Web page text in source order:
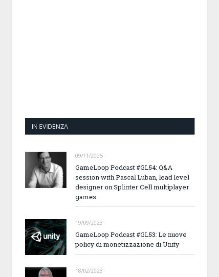
IN EVIDENZA
09/11/2025
GameLoop Podcast #GL54: Q&A
session with Pascal Luban, lead level
designer on Splinter Cell multiplayer
games
19/09/2023
GameLoop Podcast #GL53: Le nuove
policy di monetizzazione di Unity
18/02/2023